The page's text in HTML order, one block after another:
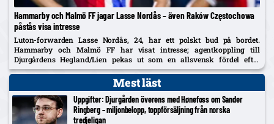
Hammarby och Malmö FF jagar Lasse Nordås – även Raków Częstochowa
påstås visa intresse
Luton-forwarden Lasse Nordås, 24, har ett polskt bud på bordet.
Hammarby och Malmö FF har visat intresse; agentkoppling till
Djurgårdens Hegland/Lien pekas ut som en allsvensk fördel efter
norrmannens succélån i Heerenveen.
Mest läst
Uppgifter: Djurgården överens med Hønefoss om Sander
Ringberg – miljonbelopp, toppförsäljning från norska
tredjeligan